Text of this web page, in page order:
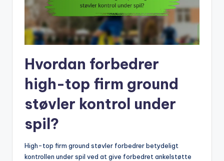
Hvordan forbedrer
high-top firm ground
støvler kontrol under
spil?
High-top firm ground støvler forbedrer betydeligt
kontrollen under spil ved at give forbedret ankelstøtte